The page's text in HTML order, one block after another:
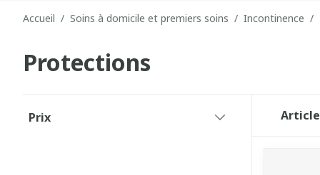
Accueil / Soins à domicile et premiers soins / Incontinence /
Protections
Prix